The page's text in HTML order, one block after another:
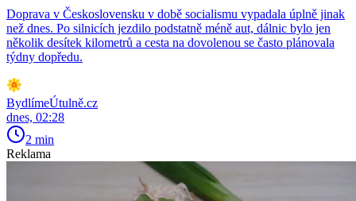
Doprava v Československu v době socialismu vypadala úplně jinak
než dnes. Po silnicích jezdilo podstatně méně aut, dálnic bylo jen
několik desítek kilometrů a cesta na dovolenou se často plánovala
týdny dopředu.
BydlímeÚtulně.cz
dnes, 02:28
2 min
Reklama